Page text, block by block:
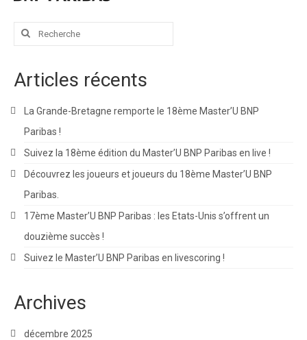
Rechercher
Articles récents
La Grande-Bretagne remporte le 18ème Master’U BNP
Paribas !
Suivez la 18ème édition du Master’U BNP Paribas en live !
Découvrez les joueurs et joueurs du 18ème Master’U BNP
Paribas.
17ème Master’U BNP Paribas : les Etats-Unis s’offrent un
douzième succès !
Suivez le Master’U BNP Paribas en livescoring !
Archives
décembre 2025